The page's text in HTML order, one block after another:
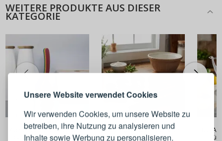
Unsere Website verwendet Cookies
Wir verwenden Cookies, um unsere Website zu
betreiben, ihre Nutzung zu analysieren und
Inhalte sowie Werbung zu personalisieren.
WEITERE PRODUKTE AUS DIESER
KATEGORIE
40,90 €
Küchenutensilien aus Nylon
JOSEPH JOSEPH Nest 6-teilig
43,90 €
11-teiliges Küchenutensilien-
Set aus Silikon KITCHENAID
REGISTRIEREN
Melden Sie sich bei Ihrem
E-Mail-Adresse